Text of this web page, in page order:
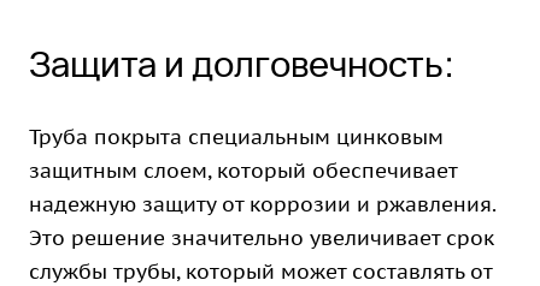
Защита и долговечность:
Труба покрыта специальным цинковым
защитным слоем, который обеспечивает
надежную защиту от коррозии и ржавления.
Это решение значительно увеличивает срок
службы трубы, который может составлять от